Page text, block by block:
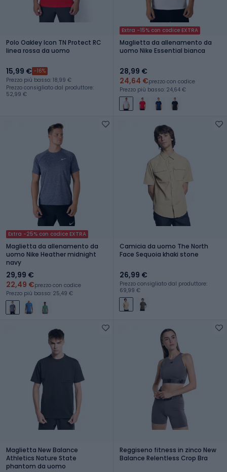
Polo Oakley Icon TN Protect RC
linea rossa da uomo
15,99 € -16%
Prezzo più basso: 18,99 €
Prezzo consigliato dal produttore:
52,99 €
Extra -15% con codice EXTRA
Maglietta da allenamento da
uomo Nike Essential bianca
28,99 €
24,64 €prezzo con codice
Prezzo più basso: 24,64 €
Extra -25% con codice EXTRA
Maglietta da allenamento da
uomo Nike Heather midnight
navy
29,99 €
22,49 €prezzo con codice
Prezzo più basso: 25,49 €
Camicia da uomo The North
Face Sequoia khaki stone
26,99 €
Prezzo consigliato dal produttore:
69,99 €
Maglietta New Balance
Athletics Nature State
phantom da uomo
Reggiseno fitness in zinco New
Balance Relentless Crop Bra